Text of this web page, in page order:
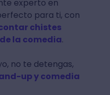
experto en
para ti, con
chistes
la comedia.
no te detengas,
up y comedia